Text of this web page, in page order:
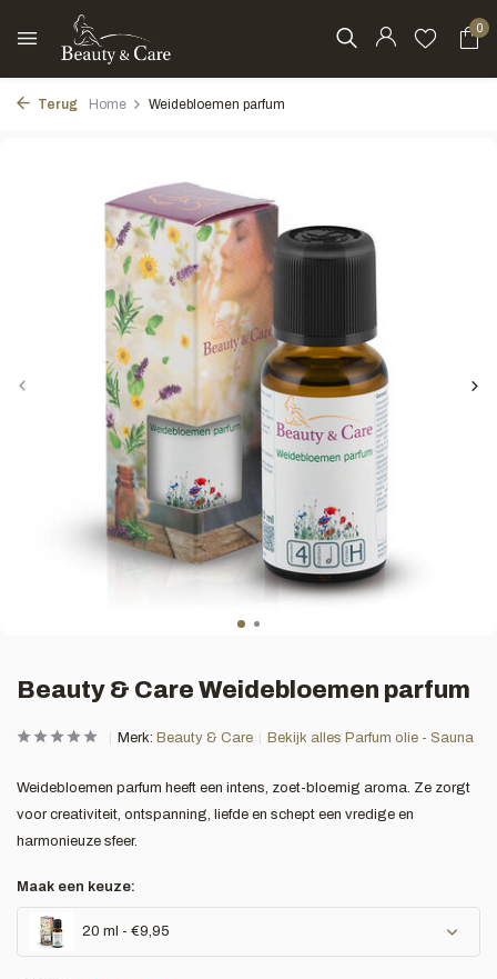
0
Terug Home Weidebloemen parfum
Beauty & Care Weidebloemen parfum
Merk: Beauty & Care Bekijk alles Parfum olie - Sauna
Weidebloemen parfum heeft een intens, zoet-bloemig aroma. Ze zorgt
voor creativiteit, ontspanning, liefde en schept een vredige en
harmonieuze sfeer.
Maak een keuze:
20 ml - €9,95